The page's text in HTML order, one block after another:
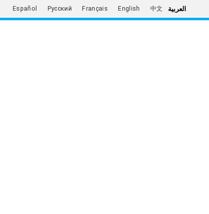
العربية 中文
English
Français
Русский
Español